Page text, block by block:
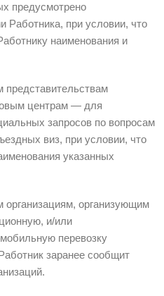
предусмотрено
Работника, при условии, что
наименования и
центрам — для
запросов по вопросам
виз, при условии, что
указанных
организующим
и/или
перевозку
заранее сообщит